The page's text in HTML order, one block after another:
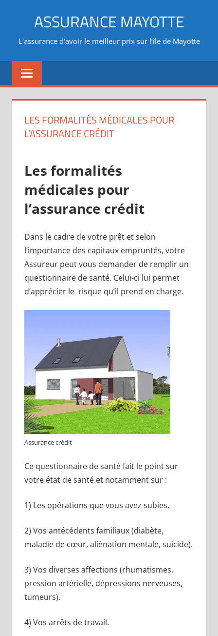
ASSURANCE MAYOTTE
L'assurance d'avoir le meilleur prix sur l’île de Mayotte
LES FORMALITÉS MÉDICALES POUR
L’ASSURANCE CRÉDIT
Les formalités
médicales pour
l’assurance crédit
Dans le cadre de votre prêt et selon
l’importance des capitaux empruntés, votre
Assureur peut vous demander de remplir un
questionnaire de santé. Celui-ci lui permet
d’apprécier le risque qu’il prend en charge.
Assurance crédit
Ce questionnaire de santé fait le point sur
votre état de santé et notamment sur :
1) Les opérations que vous avez subies.
2) Vos antécédents familiaux (diabète,
maladie de cœur, aliénation mentale, suicide).
3) Vos diverses affections (rhumatismes,
pression artérielle, dépressions nerveuses,
tumeurs).
4) Vos arrêts de travail.